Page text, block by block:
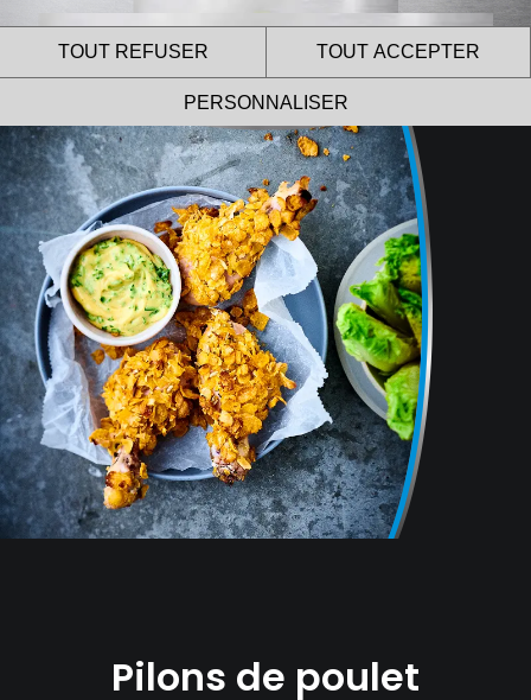
Pilons de poulet
Le site internet Le Gaulois
Professionnel utilise des
cookies !
Nous utilisons des cookies pour nous assurer du bon
fonctionnement de notre site et à des fins analytiques.
Vous pouvez changer d’avis à tout moment en cliquant sur
l’icône présente sur chaque page de notre site.
En autorisant ces services tiers, vous acceptez le dépôt et la
lecture de cookies et l’utilisation de technologies de suivi
TOUT REFUSER TOUT ACCEPTER
PERSONNALISER